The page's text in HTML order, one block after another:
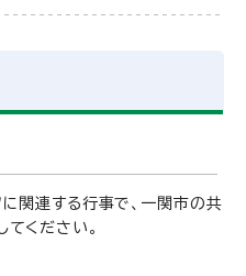
関連する行事で、一関市の共
ください。